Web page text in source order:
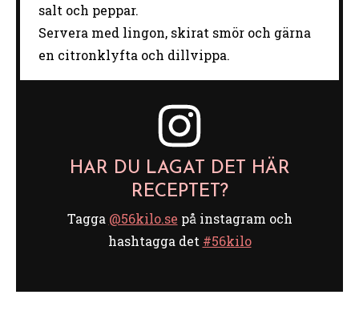
salt och peppar.
Servera med lingon, skirat smör och gärna
en citronklyfta och dillvippa.
HAR DU LAGAT DET HÄR
RECEPTET?
Tagga @56kilo.se på instagram och
hashtagga det #56kilo